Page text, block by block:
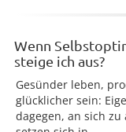
Wenn
steige ich aus?
Gesünder leben,
glücklicher sein:
dagegen, an sich